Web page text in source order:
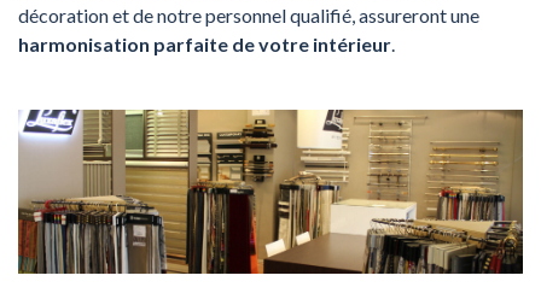
décoration et de notre personnel qualifié, assureront une
harmonisation parfaite de votre intérieur.